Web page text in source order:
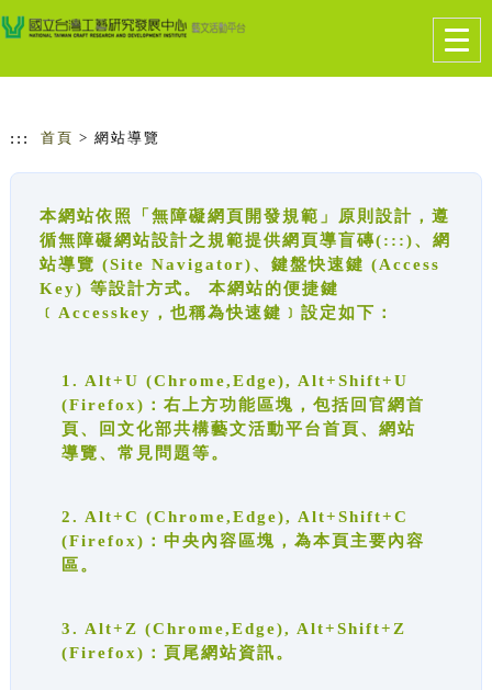
跳到主要內容
網站導覽
::: 首頁 > 網站導覽
本網站依照「無障礙網頁開發規範」原則設計，遵
循無障礙網站設計之規範提供網頁導盲磚(:::)、網
站導覽 (Site Navigator)、鍵盤快速鍵 (Access
Key) 等設計方式。 本網站的便捷鍵
﹝Accesskey，也稱為快速鍵﹞設定如下：
1. Alt+U (Chrome,Edge), Alt+Shift+U
(Firefox)：右上方功能區塊，包括回官網首
頁、回文化部共構藝文活動平台首頁、網站
導覽、常見問題等。
2. Alt+C (Chrome,Edge), Alt+Shift+C
(Firefox)：中央內容區塊，為本頁主要內容
區。
3. Alt+Z (Chrome,Edge), Alt+Shift+Z
(Firefox)：頁尾網站資訊。